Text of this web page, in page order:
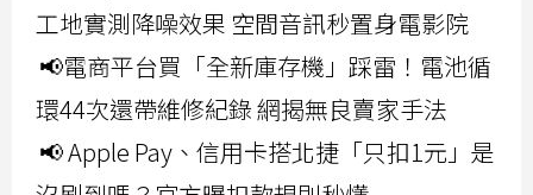
工地實測降噪效果 空間音訊秒置身電影院
📢電商平台買「全新庫存機」踩雷！電池循
環44次還帶維修紀錄 網揭無良賣家手法
📢 Apple Pay、信用卡搭北捷「只扣1元」是